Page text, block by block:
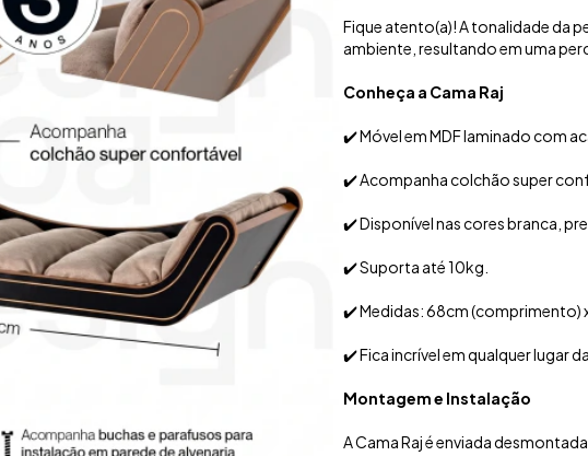
Fique atento(a)! A tonalidade da
ambiente, resultando em uma
Conheça a Cama Raj
✔️ Móvel em MDF laminado com
✔️ Acompanha colchão super
✔️ Disponível nas cores branca,
✔️ Suporta até 10kg.
✔️ Medidas: 68cm (comprimento)
✔️ Fica incrível em qualquer lugar da
Montagem e Instalação
A Cama Raj é enviada desmontada.